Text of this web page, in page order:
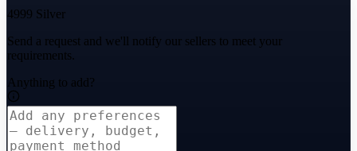
4999 Silver
Send a request and we'll notify our sellers to meet your
requirements.
Anything to add?